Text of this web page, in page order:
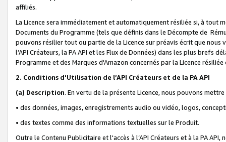
affiliés.
La Licence sera immédiatement et automatiquement résiliée si, à
Documents du Programme (tels que définis dans le Décompte de
pouvons résilier tout ou partie de la Licence sur préavis écrit que
l’API Créateurs, la PA API et les Flux de Données) dans les plus
Programme et des Marques d'Amazon concernés par la Licence
2. Conditions d'Utilisation de l’API Créateurs et de la PA API
(a) Description. En vertu de la présente Licence, nous pouvons
• des données, images, enregistrements audio ou vidéo, logos,
• des textes comme des informations textuelles sur le Produit.
Outre le Contenu Publicitaire et l'accès à l’API Créateurs et à la PA